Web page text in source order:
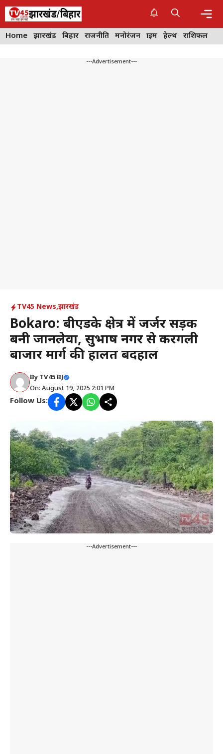
Skip
content
Home झारखंड बिहार राजनीति मनोरंजन क्राइम हेल्थ राशिफल
---Advertisement---
TV45 News,झारखंड
Bokaro: बीएंडके क्षेत्र में जर्जर सड़क
बनी जानलेवा, सुभाष नगर से करगली
बाजार मार्ग की हालत बदहाल
By TV45 BJ
On: August 19, 2025 2:01 PM
Follow Us:
---Advertisement---